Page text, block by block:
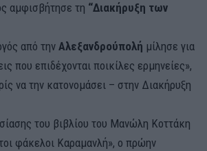
αμφισβήτησε τη “Διακήρυξη των
από την Αλεξανδρούπολή μίλησε για
που επιδέχονται ποικίλες ερμηνείες»,
να την κατονομάσει – στην Διακήρυξη
του βιβλίου του Μανώλη Κοττάκη
φάκελοι Καραμανλή», ο πρώην